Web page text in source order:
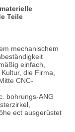
Teile
mechanischem
einfach,
die Firma,
CNC-
bohrungs-ANG
ect ausgerüstet